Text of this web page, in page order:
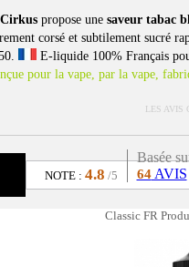
propose une saveur tabac
corsé et subtilement sucré
E-liquide 100% Français
pour la vape, par la vape,
LES AVIS
NOTE : 4.8 /5
Basée
64AVIS
Classic FR